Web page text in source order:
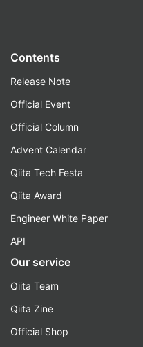
Contents
Release Note
Official Event
Official Column
Advent Calendar
Qiita Tech Festa
Qiita Award
Engineer White Paper
API
Our service
Qiita Team
Qiita Zine
Official Shop